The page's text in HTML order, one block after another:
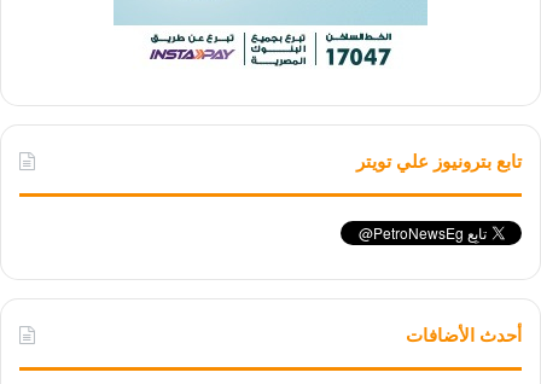
تابع بترونيوز علي تويتر
أحدث الأضافات